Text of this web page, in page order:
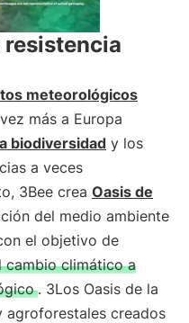
resistencia
meteorológicos
más a Europa
biodiversidad y los
a veces
3Bee crea Oasis de
del medio ambiente
el objetivo de
cambio climático a
. 3Los Oasis de la
agroforestales creados